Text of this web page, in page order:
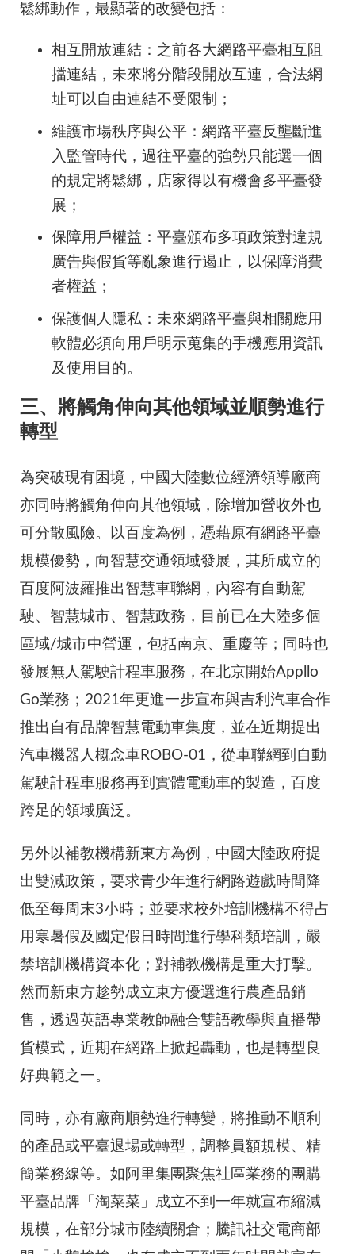
鬆綁動作，最顯著的改變包括：
相互開放連結：之前各大網路平臺相互阻
擋連結，未來將分階段開放互連，合法網
址可以自由連結不受限制；
維護市場秩序與公平：網路平臺反壟斷進
入監管時代，過往平臺的強勢只能選一個
的規定將鬆綁，店家得以有機會多平臺發
展；
保障用戶權益：平臺頒布多項政策對違規
廣告與假貨等亂象進行遏止，以保障消費
者權益；
保護個人隱私：未來網路平臺與相關應用
軟體必須向用戶明示蒐集的手機應用資訊
及使用目的。
三、將觸角伸向其他領域並順勢進行
轉型
為突破現有困境，中國大陸數位經濟領導廠商
亦同時將觸角伸向其他領域，除增加營收外也
可分散風險。以百度為例，憑藉原有網路平臺
規模優勢，向智慧交通領域發展，其所成立的
百度阿波羅推出智慧車聯網，內容有自動駕
駛、智慧城市、智慧政務，目前已在大陸多個
區域/城市中營運，包括南京、重慶等；同時也
發展無人駕駛計程車服務，在北京開始Appllo
Go業務；2021年更進一步宣布與吉利汽車合作
推出自有品牌智慧電動車集度，並在近期提出
汽車機器人概念車ROBO-01，從車聯網到自動
駕駛計程車服務再到實體電動車的製造，百度
跨足的領域廣泛。
另外以補教機構新東方為例，中國大陸政府提
出雙減政策，要求青少年進行網路遊戲時間降
低至每周末3小時；並要求校外培訓機構不得占
用寒暑假及國定假日時間進行學科類培訓，嚴
禁培訓機構資本化；對補教機構是重大打擊。
然而新東方趁勢成立東方優選進行農產品銷
售，透過英語專業教師融合雙語教學與直播帶
貨模式，近期在網路上掀起轟動，也是轉型良
好典範之一。
同時，亦有廠商順勢進行轉變，將推動不順利
的產品或平臺退場或轉型，調整員額規模、精
簡業務線等。如阿里集團聚焦社區業務的團購
平臺品牌「淘菜菜」成立不到一年就宣布縮減
規模，在部分城市陸續關倉；騰訊社交電商部